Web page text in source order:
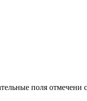
поля отмечени